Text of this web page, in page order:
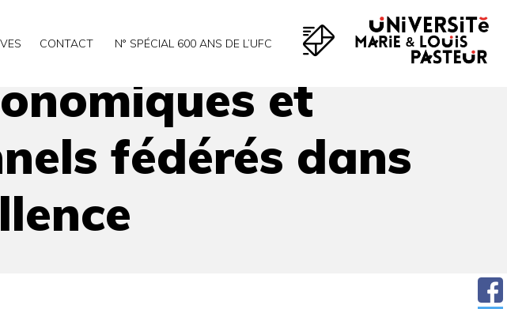
CONTACT N° SPÉCIAL 600 ANS DE L’UFC
dans un même projet d’excellence
et
fédérés dans